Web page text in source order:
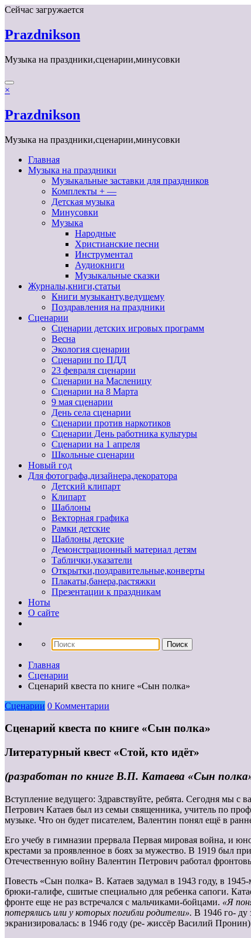
Перейти
содержимому
Сейчас загружается
Prazdnikson
Музыка на праздники,сценарии,минусовки
×
Prazdnikson
Музыка на праздники,сценарии,минусовки
Главная
Музыка на праздники
Музыкальные заставки для праздников
Комплекты + —
Детская музыка
Минусовки
Музыка
Народные
Христианские песни
Инструментал
Аудиокниги
Музыкальные сказки
Журналы,книги,статьи
Книги музыканту,ведущему
Поздравления на праздники
Сценарии
Сценарии детских игровых программ
Весна
Экология сценарии
Сценарии по ПДД
23 февраля сценарии
Сценарии на Масленицу
Сценарии на 8 Марта
9 мая сценарии
День села сценарии
Сценарии против наркотиков
Сценарии День работника культуры
Сценарии на 1 апреля
Школьные сценарии
Новый год
Для фотографа,дизайнера,декоратора
Детский клипарт
Клипарт
Шаблоны
Векторная графика
Рамки детские
Шаблоны детские
Демонстрационный материал детям
Таблички,указатели
Открытки,поздравительные,конверты
Плакаты,банера,растяжки
Презентации к праздникам
Ноты
О сайте
Главная
Сценарии
Сценарий квеста по книге «Сын полка»
Сценарии 0 Комментарии
Сценарий квеста по книге «Сын полка»
Литературный квест «Стой, кто идёт»
(разработан по книге В.П. Катаева «Сын
Вступление ведущего: Здравствуйте, ребята. Сегодня мы
Петрович Катаев был из семьи священника, учитель по
музыке. Что он будет писателем, Валентин понял ещё в
Его учебу в гимназии прервала Первая мировая война, и
крестами за проявленное в боях за мужество. В 1919 был
Отечественную войну Валентин Петрович работал
Повесть «Сын полка» В. Катаев задумал в 1943 году, в
брюки-галифе, сшитые специально для ребенка сапоги.
фронте еще не раз встречался с мальчиками-бойцами. «Я
потерялись или у которых погибли родители». В 1946 го- ду
экранизировалась: в 1946 году (ре- жиссёр Василий